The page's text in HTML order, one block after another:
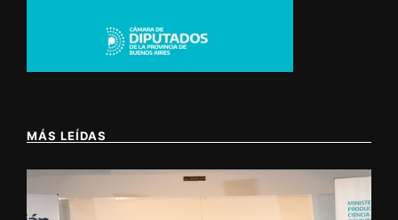
MÁS LEÍDAS